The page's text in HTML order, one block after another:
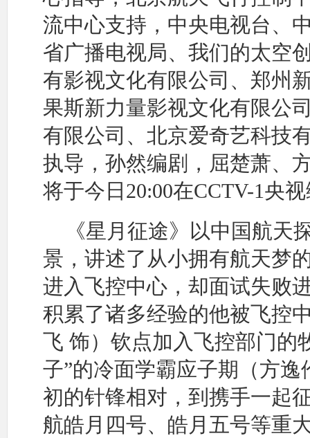
流中心支持，中央电视台、
省广播电视局、我们的太空
有影视文化有限公司、郑州
果斯新力量影视文化有限公
有限公司、北京爱奇艺科技
执导，孙然编剧，屈楚萧、
将于今日20:00在CCTV-1央
《星月征途》以中国航天
景，讲述了从小拥有航天梦
进入飞控中心，却面试失败
积累了诸多经验的他被飞控
飞 饰）钦点加入飞控部门的
子”的冷面学霸应子期（方
初的针锋相对，到携手一起
航皓月四号、皓月五号等重